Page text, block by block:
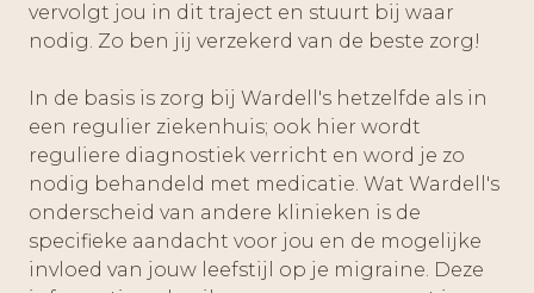
vervolgt jou in dit traject en stuurt bij waar
nodig. Zo ben jij verzekerd van de beste zorg!
In de basis is zorg bij Wardell's hetzelfde als in
een regulier ziekenhuis; ook hier wordt
reguliere diagnostiek verricht en word je zo
nodig behandeld met medicatie. Wat Wardell's
onderscheid van andere klinieken is de
specifieke aandacht voor jou en de mogelijke
invloed van jouw leefstijl op je migraine. Deze